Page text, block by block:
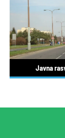
Javna